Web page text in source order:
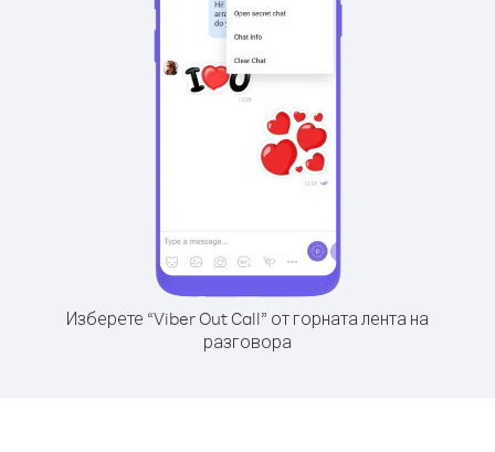
Изберете “Viber Out Call” от горната лента на
разговора